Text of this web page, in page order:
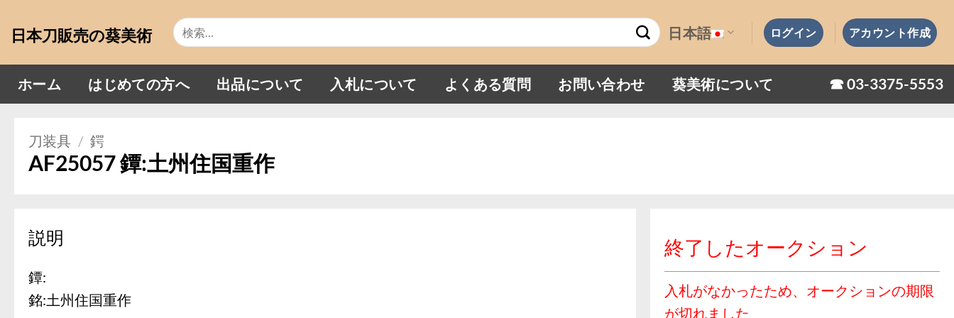
日本刀販売の葵美術
検
索
象:
日本語 ログイン アカウント作成
ホーム はじめての方へ 出品について 入札について よくある質問 お問い合わせ 葵美術について ☎︎ 03-3375-5553
刀装具 / 鍔
AF25057 鐔:土州住国重作
説明
鐔:
銘:土州住国重作
終了したオークション
入札がなかったため、オークションの期限
が切れました